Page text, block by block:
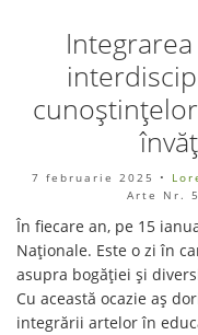
7 februarie 2025 •
Arte Nr.
În fiecare an, pe 15
Naționale. Este o zi în
asupra bogăției și
Cu această ocazie aș
integrării artelor în